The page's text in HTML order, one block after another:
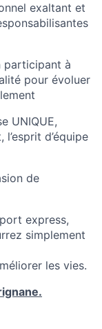
exaltant et
participant à
pour évoluer
UNIQUE,
l’esprit d’équipe
de
express,
simplement
les vies.